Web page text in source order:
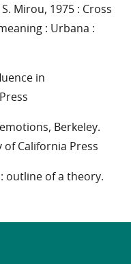
Mirou, 1975 : Cross
: Urbana :
in
Berkeley.
of California Press
: outline of a theory.